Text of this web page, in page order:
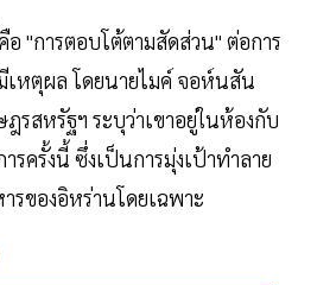
อ "การตอบโต้ตามสัดส่วน" ต่อการ
เหตุผล โดยนายไมค์ จอห์นสัน
รสหรัฐฯ ระบุว่าเขาอยู่ในห้องกับ
ครั้งนี้ ซึ่งเป็นการมุ่งเป้าทำลาย
รของอิหร่านโดยเฉพาะ